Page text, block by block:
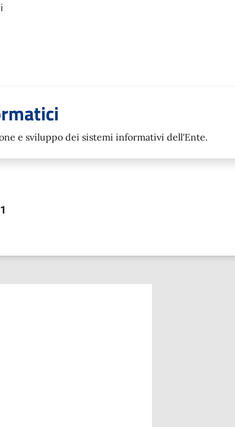
e sviluppo dei sistemi informativi dell'Ente.